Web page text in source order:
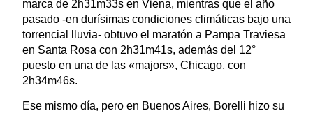
marca de 2h31m33s en Viena, mientras que el año
pasado -en durísimas condiciones climáticas bajo una
torrencial lluvia- obtuvo el maratón a Pampa Traviesa
en Santa Rosa con 2h31m41s, además del 12°
puesto en una de las «majors», Chicago, con
2h34m46s.
Ese mismo día, pero en Buenos Aires, Borelli hizo su